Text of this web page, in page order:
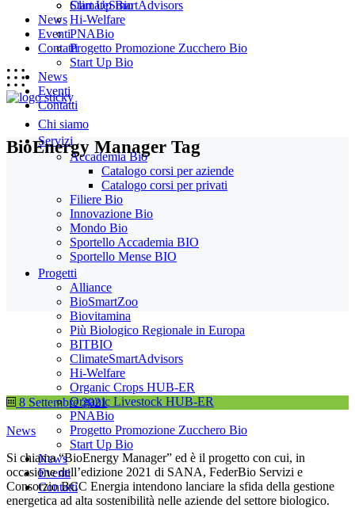
Start Up Bio
News
Eventi
Contatti
Chi siamo
Servizi
Accademia Bio
Catalogo corsi per aziende
Catalogo corsi per privati
Filiere Bio
Innovazione Bio
Mondo Bio
Sportello Accademia BIO
Sportello Mense BIO
Progetti
Alliance
BioSmartZoo
Biovitamina
Più Biologico Regionale in Europa
BITBIO
ClimateSmartAdvisors
Hi-Welfare
Organic Crops HUB-ER
Organic Livestock HUB-ER
PNABio
Progetto Promozione Zucchero Bio
Start Up Bio
News
Eventi
Contatti
ClimateSmartAdvisors
Hi-Welfare
PNABio
Progetto Promozione Zucchero Bio
Start Up Bio
News
Eventi
Contatti
BioEnergy Manager Tag
8 Settembre 2021
News
Si chiama “BioEnergy Manager” ed è il progetto con cui, in
occasione dell’edizione 2021 di SANA, FederBio Servizi e
Consorzio BCC Energia intendono lanciare la sfida della gestione
energetica ad alta sostenibilità nelle aziende del settore biologico.